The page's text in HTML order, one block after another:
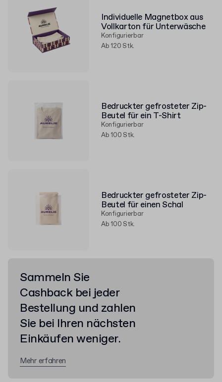
Individuelle Magnetbox aus
Vollkarton für Unterwäsche
Konfigurierbar
Ab 120 Stk.
Bedruckter gefrosteter Zip-
Beutel für ein T-Shirt
Konfigurierbar
Ab 100 Stk.
Bedruckter gefrosteter Zip-
Beutel für einen Schal
Konfigurierbar
Ab 100 Stk.
Sammeln Sie
Cashback bei jeder
Bestellung und zahlen
Sie bei Ihren nächsten
Einkäufen weniger.
Mehr erfahren